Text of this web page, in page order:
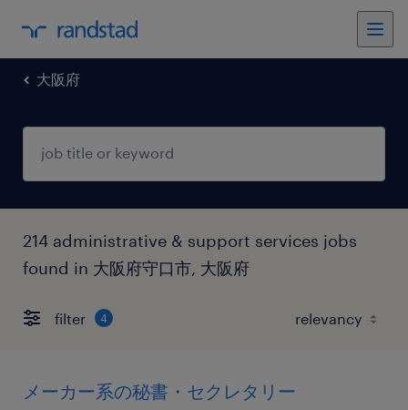
大阪府
214 administrative & support services jobs
found in 大阪府守口市, 大阪府
filter 4
メーカー系の秘書・セクレタリー